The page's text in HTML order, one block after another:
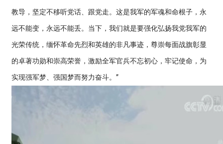
教导，坚定不移听党话、跟党走。这是我军的军魂和命根子，永
远不能变，永远不能丢。当下，我们就是要强化弘扬我党我军的
光荣传统，缅怀革命先烈和英雄的非凡事迹，尊崇每面战旗彰显
的卓著功勋和崇高荣誉，激励全军官兵不忘初心，牢记使命，为
实现强军梦、强国梦而努力奋斗。”